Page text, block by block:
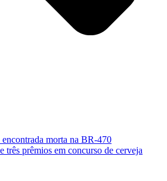
encontrada morta na BR-470
três prêmios em concurso de cerveja